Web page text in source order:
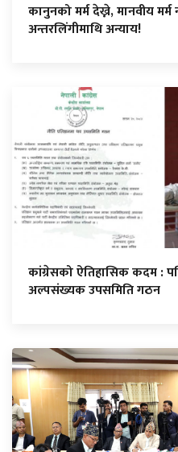
कानुनको मर्म देख्ने, मानवीय
अन्तरलिंगीमाथि अन्याय!
कांग्रेसको ऐतिहासिक कदम :
अल्पसंख्यक उपसमिति गठन